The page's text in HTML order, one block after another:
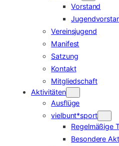
Vorstand
Vereinsjugend
Manifest
Satzung
Kontakt
Mitgliedschaft
Aktivitäten
Ausflüge
vielbunt*sport
Regelmäßige
Besondere